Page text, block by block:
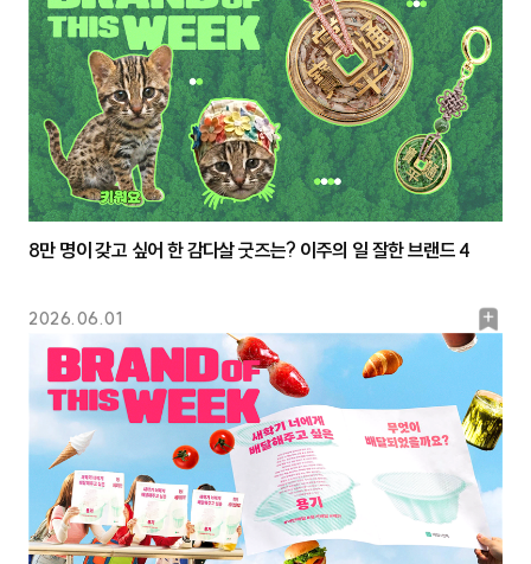
크
2026.06.01
북
마
크
8만 명이 갖고 싶어 한 감다살 굿즈는? 이주의 일 잘한 브랜드 4